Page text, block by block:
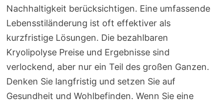
Nachhaltigkeit berücksichtigen. Eine umfassende
Lebensstiländerung ist oft effektiver als
kurzfristige Lösungen. Die bezahlbaren
Kryolipolyse Preise und Ergebnisse sind
verlockend, aber nur ein Teil des großen Ganzen.
Denken Sie langfristig und setzen Sie auf
Gesundheit und Wohlbefinden. Wenn Sie eine